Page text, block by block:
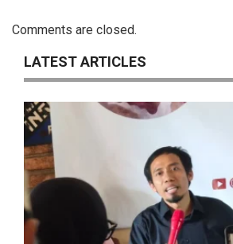
Comments are closed.
LATEST ARTICLES